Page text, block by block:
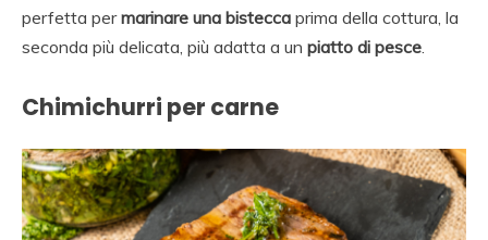
perfetta permarinare una bistecca prima della cottura, la
seconda più delicata, più adatta a un piatto di pesce
Chimichurri per carne